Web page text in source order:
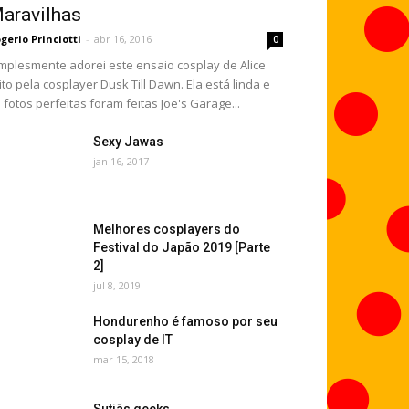
Princiotti - abr 16, 2016 0
adorei este ensaio cosplay de Alice
pela cosplayer Dusk Till Dawn. Ela está linda e
fotos perfeitas foram feitas Joe's Garage...
Sexy Jawas
jan 16, 2017
Melhores cosplayers do
Festival do Japão 2019 [Parte
2]
jul 8, 2019
Hondurenho é famoso por seu
cosplay de IT
mar 15, 2018